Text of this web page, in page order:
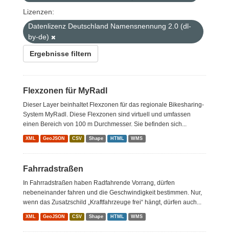
Lizenzen:
Datenlizenz Deutschland Namensnennung 2.0 (dl-
by-de)
Ergebnisse filtern
Flexzonen für MyRadl
Dieser Layer beinhaltet Flexzonen für das regionale Bikesharing-
System MyRadl. Diese Flexzonen sind virtuell und umfassen
einen Bereich von 100 m Durchmesser. Sie befinden sich...
XML GeoJSON CSV Shape HTML WMS
Fahrradstraßen
In Fahrradstraßen haben Radfahrende Vorrang, dürfen
nebeneinander fahren und die Geschwindigkeit bestimmen. Nur,
wenn das Zusatzschild „Kraftfahrzeuge frei“ hängt, dürfen auch...
XML GeoJSON CSV Shape HTML WMS